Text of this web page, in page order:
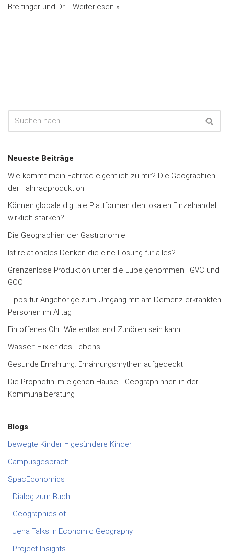
Breitinger und Dr.… Weiterlesen »
Neueste Beiträge
Wie kommt mein Fahrrad eigentlich zu mir? Die Geographien
der Fahrradproduktion
Können globale digitale Plattformen den lokalen Einzelhandel
wirklich stärken?
Die Geographien der Gastronomie
Ist relationales Denken die eine Lösung für alles?
Grenzenlose Produktion unter die Lupe genommen | GVC und
GCC
Tipps für Angehörige zum Umgang mit am Demenz erkrankten
Personen im Alltag
Ein offenes Ohr: Wie entlastend Zuhören sein kann
Wasser: Elixier des Lebens
Gesunde Ernährung: Ernährungsmythen aufgedeckt
Die Prophetin im eigenen Hause… GeographInnen in der
Kommunalberatung
Blogs
bewegte Kinder = gesündere Kinder
Campusgespräch
SpacEconomics
Dialog zum Buch
Geographies of…
Jena Talks in Economic Geography
Project Insights